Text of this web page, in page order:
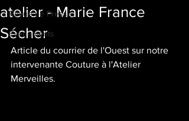
Revue de Presse
Evenements
atelier - Marie France
Sécher
Article du courrier de l'Ouest sur notre
intervenante Couture à l'Atelier
Merveilles.